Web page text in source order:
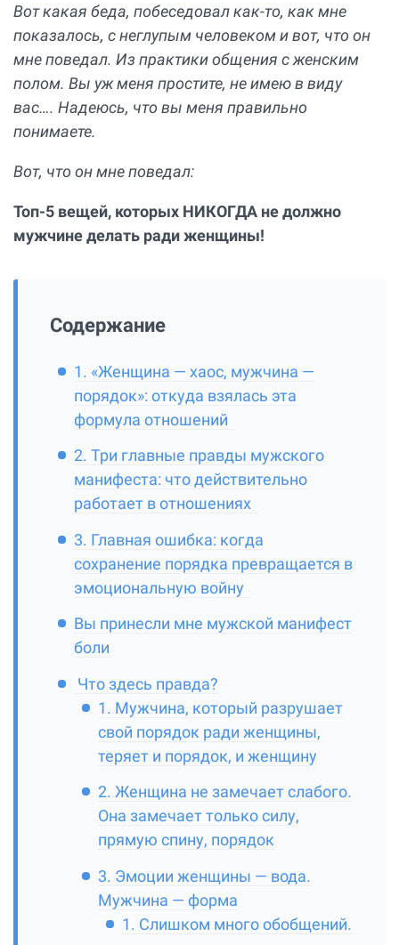
Вот какая беда, побеседовал как-то, как мне
показалось, с неглупым человеком и вот, что он
мне поведал. Из практики общения с женским
полом. Вы уж меня простите, не имею в виду
вас…. Надеюсь, что вы меня правильно
понимаете.
Вот, что он мне поведал:
Топ-5 вещей, которых НИКОГДА не должно
мужчине делать ради женщины!
Содержание
1. «Женщина — хаос, мужчина —
порядок»: откуда взялась эта
формула отношений
2. Три главные правды мужского
манифеста: что действительно
работает в отношениях
3. Главная ошибка: когда
сохранение порядка превращается в
эмоциональную войну
Вы принесли мне мужской манифест
боли
Что здесь правда?
1. Мужчина, который разрушает
свой порядок ради женщины,
теряет и порядок, и женщину
2. Женщина не замечает слабого.
Она замечает только силу,
прямую спину, порядок
3. Эмоции женщины — вода.
Мужчина — форма
1. Слишком много обобщений.